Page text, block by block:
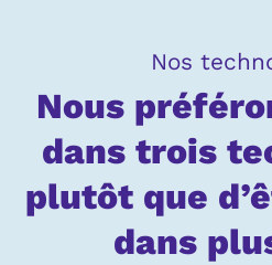
Nos
Nous
dans trois
plutôt que
dans